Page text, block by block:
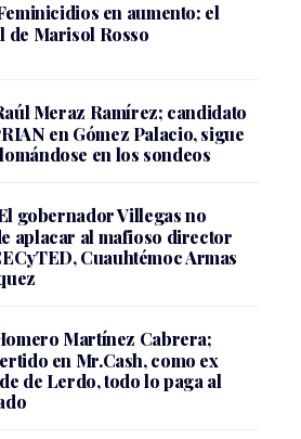
en aumento: el
de Marisol Rosso
Meraz Ramírez; candidato
en Gómez Palacio, sigue
en los sondeos
gobernador Villegas no
aplacar al mafioso director
Cuauhtémoc Armas
Martínez Cabrera;
en Mr.Cash, como ex
de Lerdo, todo lo paga al